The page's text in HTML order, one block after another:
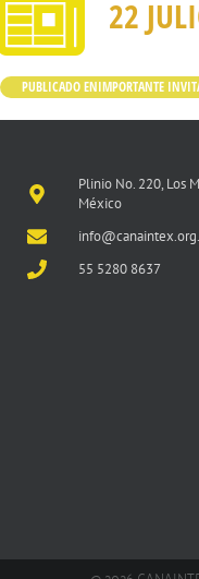
22
PUBLICADO ENIMPORTANTE
Plinio No. 220, Los
México
55 5280 8637